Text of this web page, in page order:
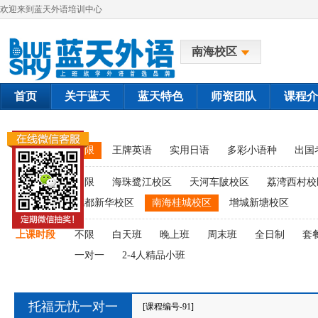
欢迎来到蓝天外语培训中心
南海校区
首页 关于蓝天 蓝天特色 师资团队 课程
课程类别 不限 王牌英语 实用日语 多彩小语种 出国
上课校区 不限 海珠鹭江校区 天河车陂校区
荔湾西村
花都新华校区
南海桂城校区 增城新塘校区
上课时段 不限 白天班 晚上班 周末班 全日制
套
一对一
2-4人精品小班
托福无忧一对一 [课程编号-91]